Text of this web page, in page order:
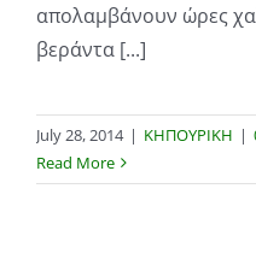
απολαμβάνουν ώρες
βεράντα [...]
July 28, 2014 | ΚΗΠΟΥΡΙΚΗ |
Read More